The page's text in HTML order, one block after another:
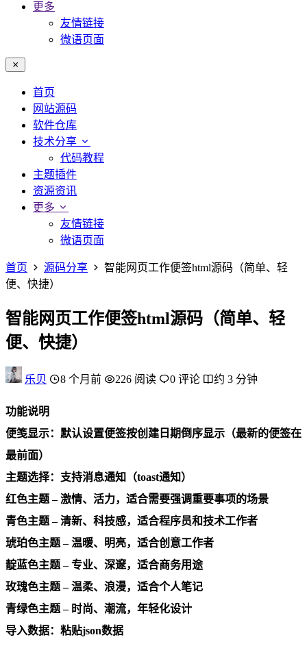
更多
友情链接
微语页面
首页
网站源码
软件仓库
技术分享
代码教程
主题插件
资源资讯
更多
友情链接
微语页面
首页 源码分享
智能网页工作便签html源码（简单、轻
便、快捷）
智能网页工作便签html源码（简单、轻
便、快捷）
乐贝 8 个月前 226 阅读 0 评论 约 3 分钟
功能说明
便笺显示：默认设置便签按创建日期倒序显示（最新的便签在
最前面）
主题选择：支持消息通知（toast通知）
红色主题 – 激情、活力，适合需要强调重要事项的场景
青色主题 – 清新、科技感，适合程序员和技术工作者
琥珀色主题 – 温暖、明亮，适合创意工作者
靛蓝色主题 – 专业、深邃，适合商务用途
玫瑰色主题 – 温柔、浪漫，适合个人笔记
青绿色主题 – 时尚、潮流，年轻化设计
导入数据：粘贴json数据